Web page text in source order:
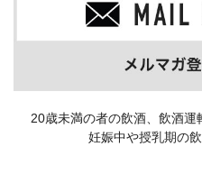
20歳未満の者の飲酒、飲酒運
妊娠中や授乳期の